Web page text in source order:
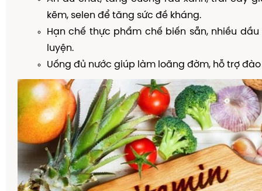
kẽm, selen để tăng sức đề kháng.
Hạn chế thực phẩm chế biến sẵn, nhiều
luyện.
Uống đủ nước giúp làm loãng đờm, hỗ trợ